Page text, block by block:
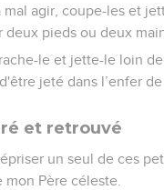
agir, coupe-les et
pieds ou deux
le et jette-le loin
jeté dans l’enfer de
et retrouvé
un seul de ces
Père céleste.